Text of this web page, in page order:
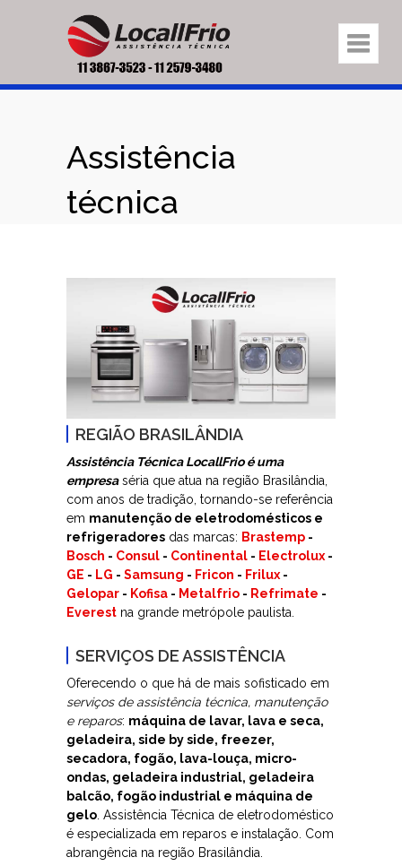
Assistência
técnica
na região
Brasilândia
REGIÃO BRASILÂNDIA
Assistência Técnica LocallFrio é uma
empresaséria que atua na região Brasilândia,
com anos de tradição, tornando-se referência
em manutenção de eletrodomésticos e
refrigeradores das marcas: Brastemp -
Bosch - Consul - Continental - Electrolux-
GE - LG - Samsung - Fricon - Frilux-
Gelopar - Kofisa - Metalfrio - Refrimate -
Everest na grande metrópole paulista.
SERVIÇOS DE ASSISTÊNCIA
Oferecendo o que há de mais sofisticado em
serviços de assistência técnica, manutenção
e reparos: máquina de lavar, lava e seca,
geladeira, side by side, freezer,
secadora, fogão, lava-louça, micro-
ondas, geladeira industrial, geladeira
balcão, fogão industrial e máquina de
gelo. Assistência Técnica de eletrodoméstico
é especializada em reparos e instalação. Com
abrangência na região Brasilândia.